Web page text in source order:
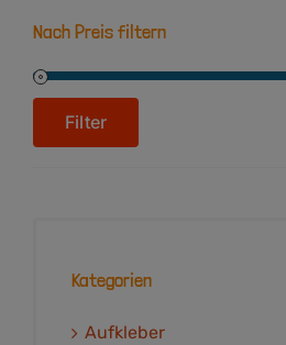
Nach Preis filtern
Max.
Filter
Kategorien
Aufkleber